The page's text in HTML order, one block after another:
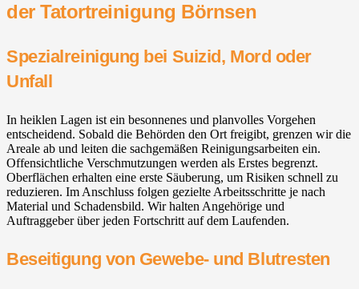
der Tatortreinigung Börnsen
Spezialreinigung bei Suizid, Mord oder
Unfall
In heiklen Lagen ist ein besonnenes und planvolles Vorgehen
entscheidend. Sobald die Behörden den Ort freigibt, grenzen wir die
Areale ab und leiten die sachgemäßen Reinigungsarbeiten ein.
Offensichtliche Verschmutzungen werden als Erstes begrenzt.
Oberflächen erhalten eine erste Säuberung, um Risiken schnell zu
reduzieren. Im Anschluss folgen gezielte Arbeitsschritte je nach
Material und Schadensbild. Wir halten Angehörige und
Auftraggeber über jeden Fortschritt auf dem Laufenden.
Beseitigung von Gewebe- und Blutresten